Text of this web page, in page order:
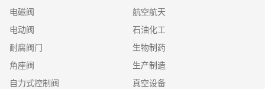
电磁阀
电动阀
耐腐阀门
角座阀
自力式控制阀
航空航天
石油化工
生物制药
生产制造
真空设备